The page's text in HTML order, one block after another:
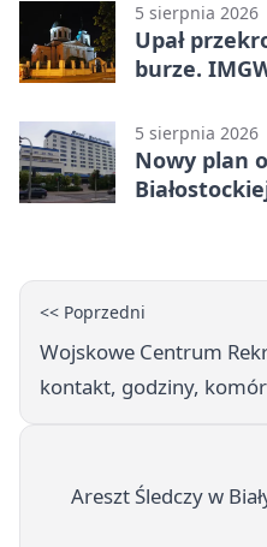
5 sierpnia 2026
Upał
burze.
5 sierpnia 2026
Nowy plan
<< Poprzedni
Wojskowe Centrum
kontakt, godziny,
Areszt Śledczy w